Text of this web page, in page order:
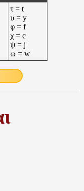
τ = t
υ = y
φ = f
χ = c
ψ = j
ω = w